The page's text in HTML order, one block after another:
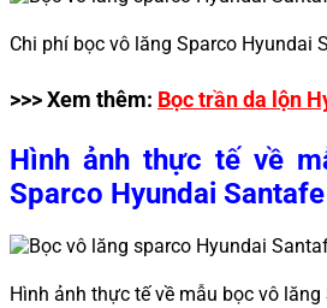
Chi phí bọc vô lăng Sparco Hyundai
>>> Xem thêm: Bọc trần da lộn
Hình ảnh thực tế về
Sparco Hyundai Santafe
Hình ảnh thực tế về mẫu bọc vô